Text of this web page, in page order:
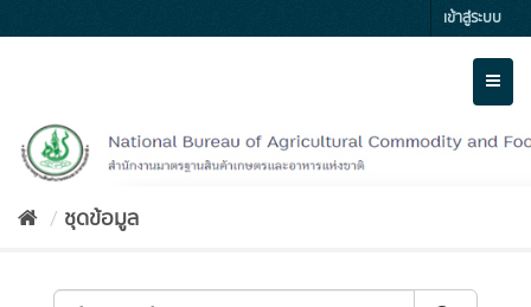
to
เข้าสู่ระบบ
ชุดข้อมูล